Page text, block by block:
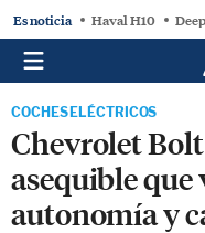
Es noticia Haval H10
COCHES ELÉCTRICOS
Chevrolet
asequible que
autonomía y